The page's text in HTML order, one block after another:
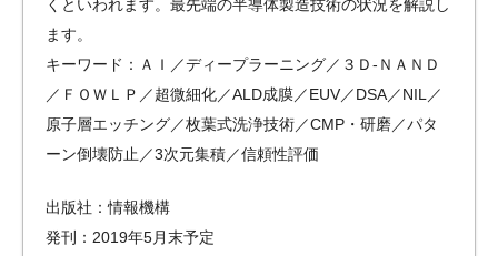
くといわれます。最先端の半導体製造技術の状況を解説し
ます。
キーワード：ＡＩ／ディープラーニング／３Ｄ-ＮＡＮＤ
／ＦＯＷＬＰ／超微細化／ALD成膜／EUV／DSA／NIL／
原子層エッチング／枚葉式洗浄技術／CMP・研磨／パタ
ーン倒壊防止／3次元集積／信頼性評価
出版社：情報機構
発刊：2019年5月末予定